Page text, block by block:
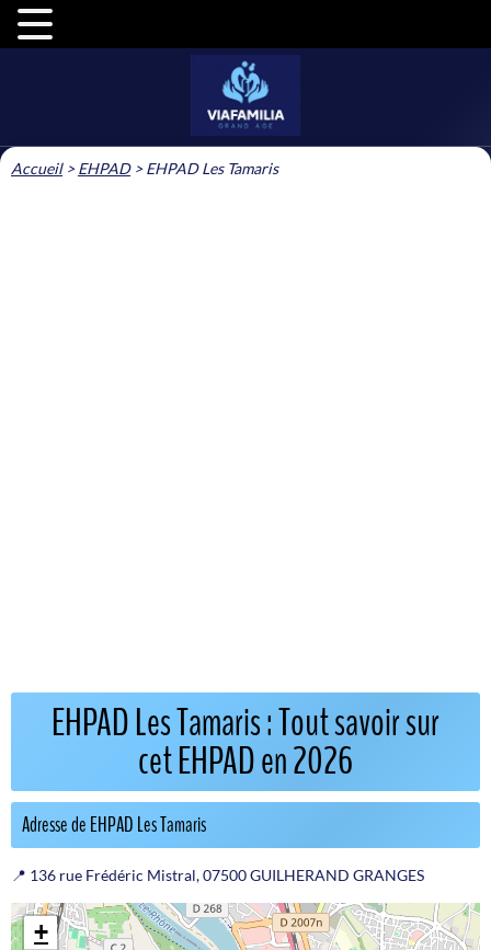
Accueil>EHPAD>EHPAD Les Tamaris
EHPAD Les Tamaris : Tout savoir sur
cet EHPAD en 2026
Adresse de EHPAD Les Tamaris
📍 136 rue Frédéric Mistral, 07500 GUILHERAND GRANGES
+